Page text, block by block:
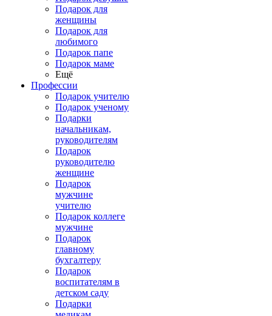
Подарок для
женщины
Подарок для
любимого
Подарок папе
Подарок маме
Ещё
Профессии
Подарок учителю
Подарок ученому
Подарки
начальникам,
руководителям
Подарок
руководителю
женщине
Подарок
мужчине
учителю
Подарок коллеге
мужчине
Подарок
главному
бухгалтеру
Подарок
воспитателям в
детском саду
Подарки